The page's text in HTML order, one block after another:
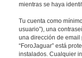
mientras se haya
Tu cuenta como
usuario”), una
una dirección de email
“ForoJaguar” está
instalados. Cualquier